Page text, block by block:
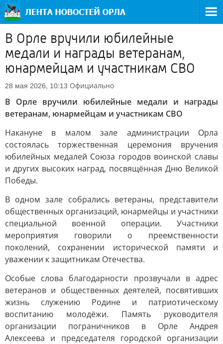
В Орле вручили юбилейные
медали и награды ветеранам,
юнармейцам и участникам СВО
28 мая 2026, 10:13 Официально
В Орле вручили юбилейные медали и награды
ветеранам, юнармейцам и участникам СВО
Накануне в малом зале администрации Орла
состоялась торжественная церемония вручения
юбилейных медалей Союза городов воинской славы
и других высоких наград, посвящённая Дню Великой
Победы.
В одном зале собрались ветераны, представители
общественных организаций, юнармейцы и участники
специальной военной операции. Участники
мероприятия говорили о преемственности
поколений, сохранении исторической памяти и
уважении к защитникам Отечества.
Особые слова благодарности прозвучали в адрес
ветеранов и общественных деятелей, посвятивших
жизнь служению Родине и патриотическому
воспитанию молодёжи. Память руководителя
организации пограничников в Орле Андрея
Алексеева и председателя городской организации